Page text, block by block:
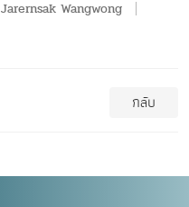
Jarernsak Wangwong
กลับ